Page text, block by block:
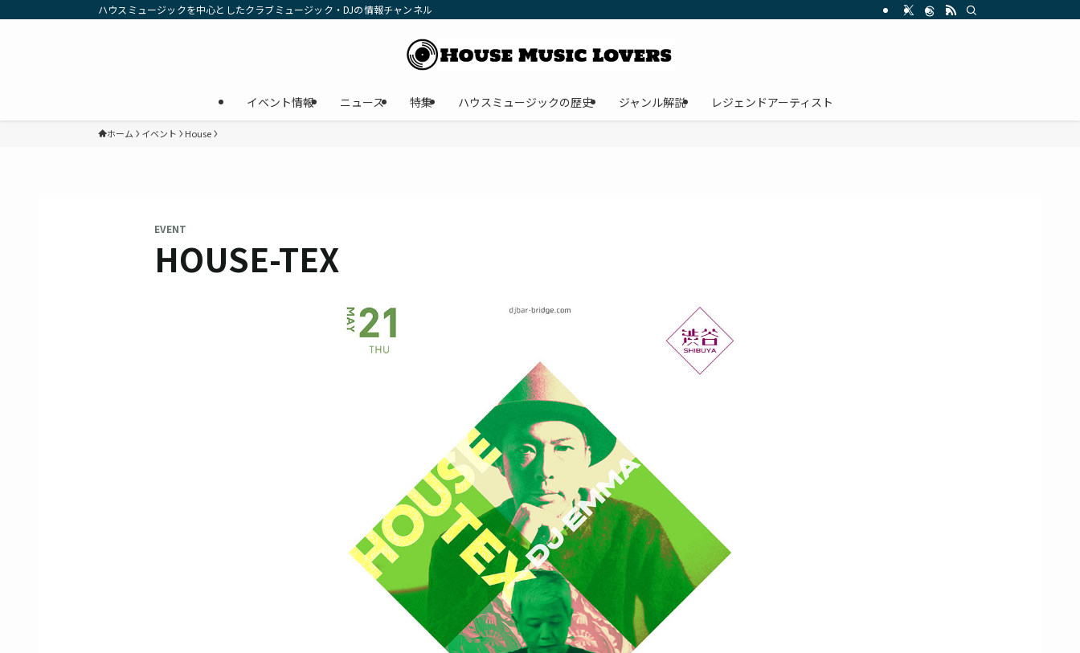
ハウスミュージックを中心としたクラブミュージック・DJの情報チャンネル
イベント情報 ニュース 特集 ハウスミュージックの歴史 ジャンル解説 レジェンドアーティスト
ホーム イベント House
EVENT
HOUSE-TEX